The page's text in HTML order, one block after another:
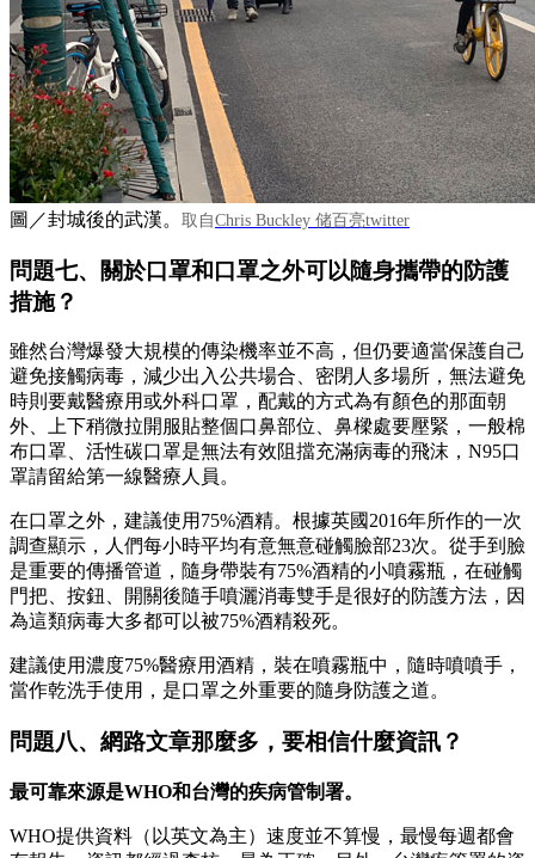
圖／封城後的武漢。 取自Chris Buckley 储百亮twitter
問題七、關於口罩和口罩之外可以隨身攜帶的防護
措施？
雖然台灣爆發大規模的傳染機率並不高，但仍要適當保護自己
避免接觸病毒，減少出入公共場合、密閉人多場所，無法避免
時則要戴醫療用或外科口罩，配戴的方式為有顏色的那面朝
外、上下稍微拉開服貼整個口鼻部位、鼻樑處要壓緊，一般棉
布口罩、活性碳口罩是無法有效阻擋充滿病毒的飛沫，N95口
罩請留給第一線醫療人員。
在口罩之外，建議使用75%酒精。根據英國2016年所作的一次
調查顯示，人們每小時平均有意無意碰觸臉部23次。從手到臉
是重要的傳播管道，隨身帶裝有75%酒精的小噴霧瓶，在碰觸
門把、按鈕、開關後隨手噴灑消毒雙手是很好的防護方法，因
為這類病毒大多都可以被75%酒精殺死。
建議使用濃度75%醫療用酒精，裝在噴霧瓶中，隨時噴噴手，
當作乾洗手使用，是口罩之外重要的隨身防護之道。
問題八、網路文章那麼多，要相信什麼資訊？
最可靠來源是WHO和台灣的疾病管制署。
WHO提供資料（以英文為主）速度並不算慢，最慢每週都會